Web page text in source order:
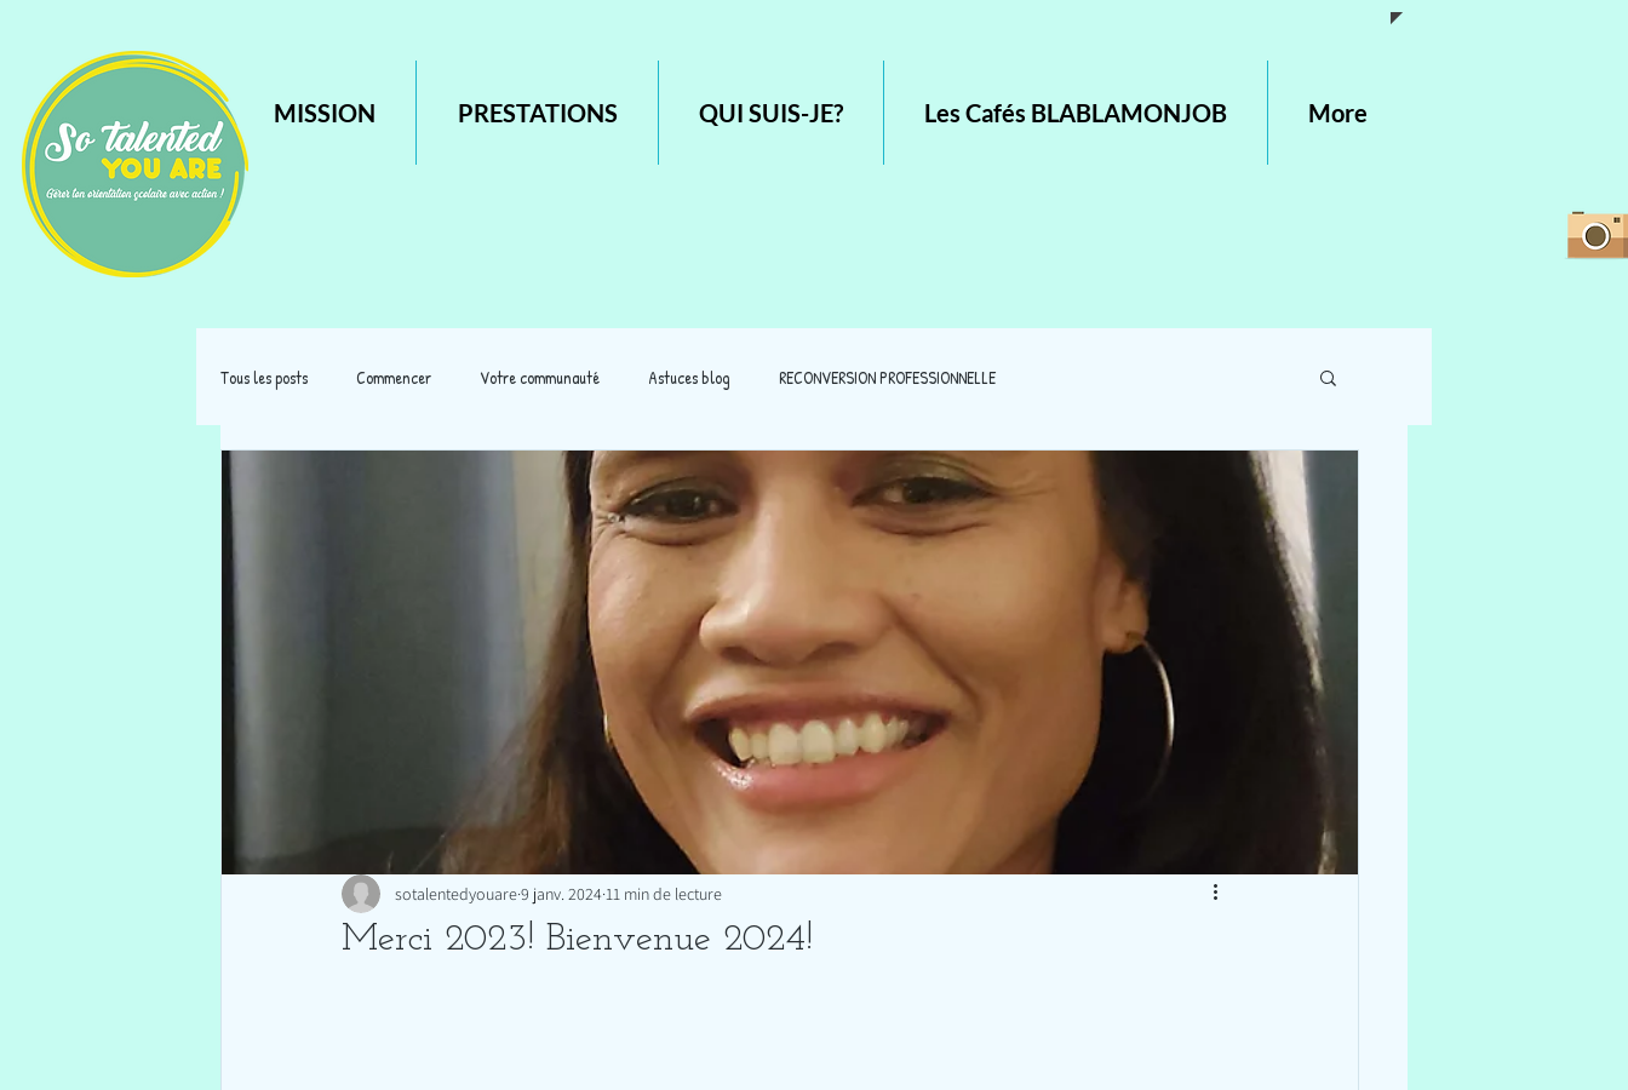
MISSION PRESTATIONS QUI SUIS-JE? Les Cafés BLABLAMONJOB More
Tous les posts Commencer Votre communauté Astuces blog RECONVERSION PROFESSIONNELLE
ORIENTATION SCOLAIRE ET PROFESSIONN PROFIL ET TRAITS DE PERSONNALITE
Merci 2023! Bienvenue 2024!
sotalentedyouare9 janv. 2024 11 min de lecture